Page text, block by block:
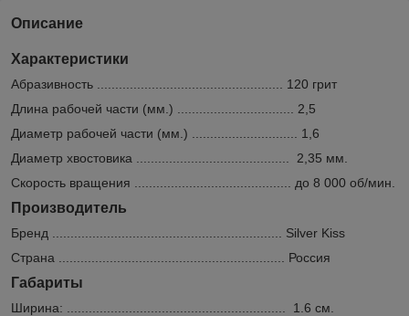
Описание
Характеристики
Абразивность ................................................... 120 грит
Длина рабочей части (мм.) ................................ 2,5
Диаметр рабочей части (мм.) ............................. 1,6
Диаметр хвостовика .......................................... 2,35 мм.
Скорость вращения ........................................... до 8 000 об/мин.
Производитель
Бренд ............................................................... Silver Kiss
Страна .............................................................. Россия
Габариты
Ширина: ............................................................ 1.6 см.